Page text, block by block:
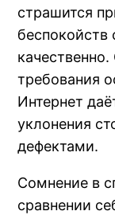
страшится
беспокойств
требования
Интернет
уклонения
дефектами.
Сомнение в
сравнении